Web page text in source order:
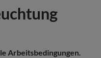
Arbeitsbedingungen.